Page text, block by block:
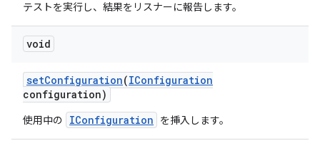
テストを実行し、結果をリスナーに報告します。
void
setConfiguration(IConfiguration
configuration)
使用中の IConfiguration を挿入します。